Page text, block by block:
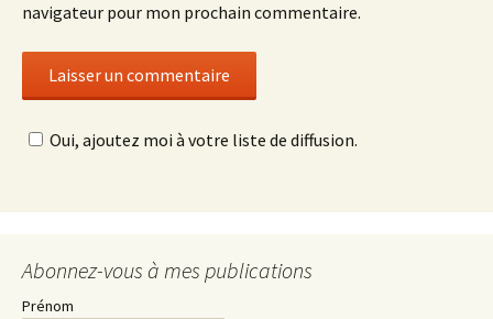
navigateur pour mon prochain commentaire.
Oui, ajoutez moi à votre liste de diffusion.
Abonnez-vous à mes publications
Prénom